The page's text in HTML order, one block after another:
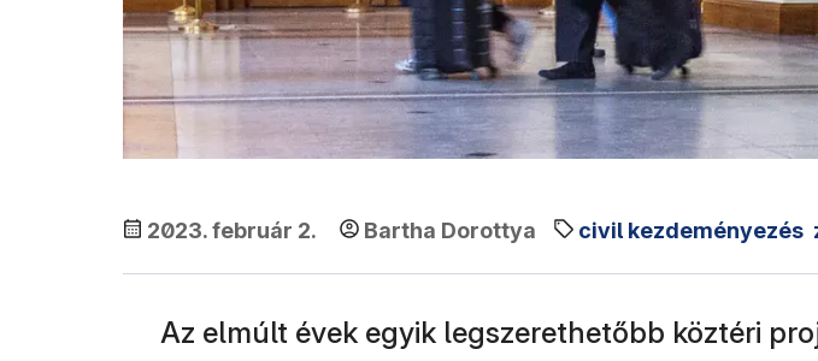
2023. február 2. Bartha Dorottya civil kezdeményezés
Az elmúlt évek egyik legszerethetőbb köztéri